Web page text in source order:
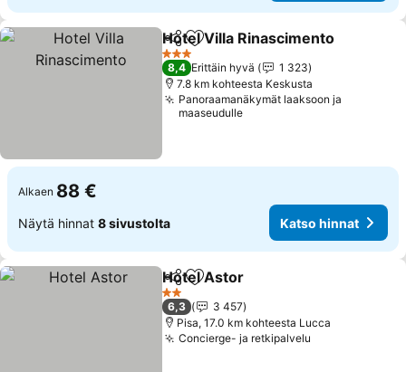
Jaa Lisää suosikkeihin
Hotel Villa Rinascimento
3 Tähtiluokitus
8,4 Erittäin hyvä
1 323
7.8 km kohteesta Keskusta
Panoraamanäkymät laaksoon ja
maaseudulle
Alkaen 88 €
Näytä hinnat 8 sivustolta Katso hinnat
Jaa Lisää suosikkeihin
Hotel Astor
2 Tähtiluokitus
6,3
3 457
Pisa, 17.0 km kohteesta Lucca
Concierge- ja retkipalvelu